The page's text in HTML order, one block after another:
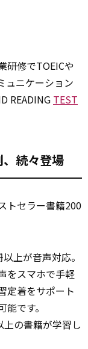
研修でTOEICや
ュニケーション
READING TEST
続々登場
トセラー書籍200
上が音声対応。
をスマホで手軽
定着をサポート
です。
の書籍が学習し